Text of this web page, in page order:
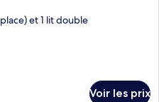
et 1 lit double
Voir les prix